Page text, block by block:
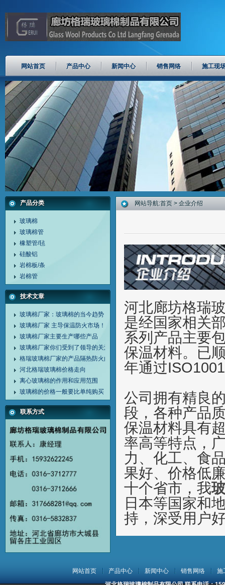
网站首页 产品中心 新闻中心 销售网络 施工现
产品分类
玻璃棉
玻璃棉管
橡塑管/毡
硅酸铝
岩棉板/条
岩棉管
技术文章
玻璃棉厂家：玻璃棉的当今趋势
玻璃棉厂家 主导保温防火市场！
玻璃棉厂家主要生产哪些产品
玻璃棉厂家你们受到了领导的关注！
格瑞玻璃棉厂家的产品隔热防火的性能
河北格瑞玻璃棉价格走向
离心玻璃棉的作用和应用范围
玻璃棉的价格一般要比单纯购买
联系方式
网站导航:首页 > 企业介绍
河北廊坊格瑞
是经国家相关
系列产品主要
保温材料。已
年通过
公司拥有精良
段，各种产品
保温材料具有
率高等特点，
力、化工、食
果好、价格低
十个省市，我
日本等国家和
持，深受用户
网站首页 产品中心 新闻中心 销售网络
施